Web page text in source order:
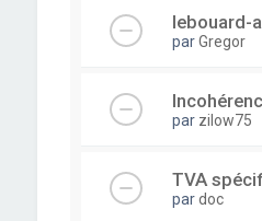
lebouard-
parGregor
par zilow75
TVA
pardoc